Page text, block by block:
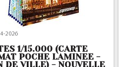
2026
1/15.000 (CARTE
POCHE LAMINEE -
DE VILLE) - NOUVELLE